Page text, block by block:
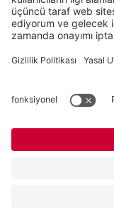
Almanya
Tel:+49 5434 83 0